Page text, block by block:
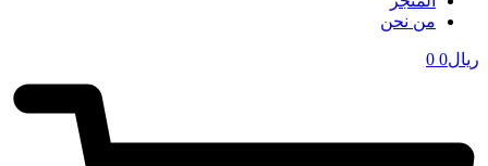
من نحن
ریال0
0